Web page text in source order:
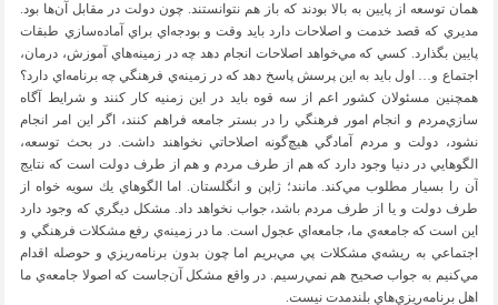
همان توسعه از پايين به بالا بودند كه باز هم نتوانستند. چون دولت در مقابل آن‌ها بود.
مديري كه قصد خدمت و اصلاحات دارد بايد وقت و بودجه‌اي براي آماده‌سازي طبقات
پايين بگذارد. كسي كه مي‌خواهد اصلاحات انجام دهد چه در زمينه‌هاي آموزش، درمان،
اجتماع و… اول بايد به اين پرسش پاسخ دهد كه در زمينه‌ي فرهنگي چه برنامه‌اي دارد؟
همچنين مسئولان كشور اعم از سه قوه بايد در اين زمنيه كار كنند و شرايط آگاه
سازي‌مردم و انجام امور فرهنگي را در بستر جامعه فراهم كنند، اگر اين امر انجام
نشود، دولت و مردم آمادگي هيچ‌گونه اصلاحاتي نخواهند داشت. در بحث توسعه،
الگوهايي در دنيا وجود دارد كه هم از طرف مردم و هم از طرف دولت است كه نتايج
آن را بسيار مطلوب مي‌كند. مانند؛ ژاپن و انگلستان. اما الگوهاي يك سويه خواه از
طرف دولت و يا از طرف مردم باشد، جواب نخواهد داد. مشكل ديگري كه وجود دارد
اين است كه جامعه‌ي ما، جامعه‌اي عجول است. ما در زمينه‌ي رفع مشكلات فرهنگي و
اجتماعي به ريشه‌ي مشكلات پي مي‌بريم اما چون بدون برنامه‌ريزي و حوصله اقدام
مي‌كنيم به جواب صحيح هم نمي‌رسيم. در واقع مشكل آن‌جاست كه اصولا جامعه‌ي ما
اهل برنامه‌ريزي‌هاي بلندمدت نيست.